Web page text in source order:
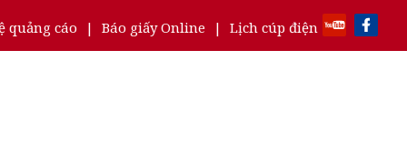
quảng cáo | Báo giấy Online | Lịch cúp điện